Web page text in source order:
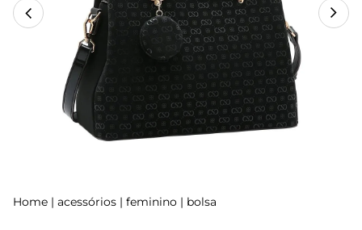
Home | acessórios | feminino | bolsa